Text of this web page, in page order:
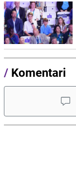
/ Komentari